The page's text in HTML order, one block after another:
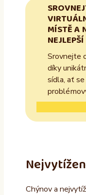
MÍSTĚ A
NEJLEPŠÍ
Srovnejte
díky
sídla, ať
Chýnov a